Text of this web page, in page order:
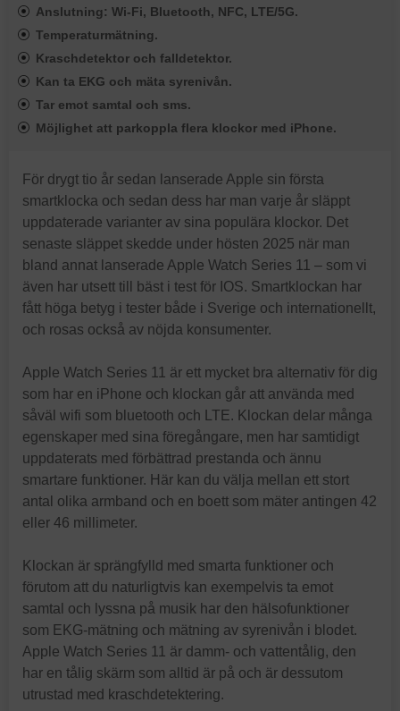
Anslutning: Wi-Fi, Bluetooth, NFC, LTE/5G.
Temperaturmätning.
Kraschdetektor och falldetektor.
Kan ta EKG och mäta syrenivån.
Tar emot samtal och sms.
Möjlighet att parkoppla flera klockor med iPhone.
För drygt tio år sedan lanserade Apple sin första
smartklocka och sedan dess har man varje år släppt
uppdaterade varianter av sina populära klockor. Det
senaste släppet skedde under hösten 2025 när man
bland annat lanserade Apple Watch Series 11 – som vi
även har utsett till bäst i test för IOS. Smartklockan har
fått höga betyg i tester både i Sverige och internationellt,
och rosas också av nöjda konsumenter.
Apple Watch Series 11 är ett mycket bra alternativ för dig
som har en iPhone och klockan går att använda med
såväl wifi som bluetooth och LTE. Klockan delar många
egenskaper med sina föregångare, men har samtidigt
uppdaterats med förbättrad prestanda och ännu
smartare funktioner. Här kan du välja mellan ett stort
antal olika armband och en boett som mäter antingen 42
eller 46 millimeter.
Klockan är sprängfylld med smarta funktioner och
förutom att du naturligtvis kan exempelvis ta emot
samtal och lyssna på musik har den hälsofunktioner
som EKG-mätning och mätning av syrenivån i blodet.
Apple Watch Series 11 är damm- och vattentålig, den
har en tålig skärm som alltid är på och är dessutom
utrustad med kraschdetektering.